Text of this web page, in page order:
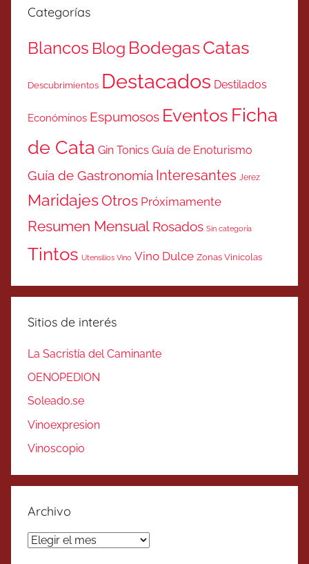
Categorías
Blancos Blog BodegasCatas
Descubrimientos Destacados Destilados
Económinos Espumosos Eventos Ficha
de Cata Gin Tonics Guía de Enoturismo
Guía de Gastronomía Interesantes Jerez
MaridajesOtros Próximamente
Resumen Mensual Rosados Sin categoría
Tintos Utensilios Vino Vino Dulce Zonas Vinicolas
Sitios de interés
La Sacristía del Caminante
OENOPEDION
Soleado.se
Vinoexpresion
Vinoscopio
Archivo
Archivo